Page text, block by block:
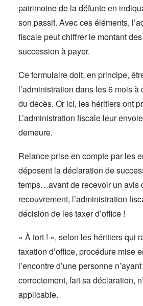
patrimoine de la défunte en
son passif. Avec ces éléments,
fiscale peut chiffrer le montant
succession à payer.
Ce formulaire doit, en principe,
l’administration dans les 6 mois à
du décès. Or ici, les héritiers ont
L’administration fiscale leur
demeure.
Relance prise en compte par les
déposent la déclaration de
temps…avant de recevoir un avis
recouvrement, l’administration
décision de les taxer d’office !
« À tort ! », selon les héritiers qui
taxation d’office, procédure mise
l’encontre d’une personne
correctement, fait sa déclaration,
applicable.